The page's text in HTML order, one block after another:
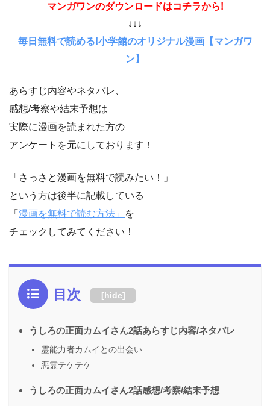
マンガワンのダウンロードはコチラから!
↓↓↓
毎日無料で読める!小学館のオリジナル漫画【マンガワ
ン】
あらすじ内容やネタバレ、
感想/考察や結末予想は
実際に漫画を読まれた方の
アンケートを元にしております！
「さっさと漫画を無料で読みたい！」
という方は後半に記載している
「 漫画を無料で読む方法」
を
チェックしてみてください！
目次 [hide]
うしろの正面カムイさん2話あらすじ内容/ネタバレ
霊能力者カムイとの出会い
悪霊テケテケ
うしろの正面カムイさん2話感想/考察/結末予想